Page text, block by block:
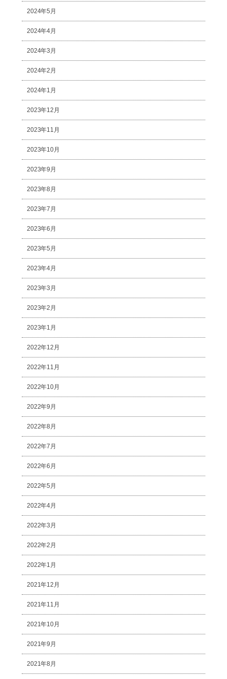
2024年5月
2024年4月
2024年3月
2024年2月
2024年1月
2023年12月
2023年11月
2023年10月
2023年9月
2023年8月
2023年7月
2023年6月
2023年5月
2023年4月
2023年3月
2023年2月
2023年1月
2022年12月
2022年11月
2022年10月
2022年9月
2022年8月
2022年7月
2022年6月
2022年5月
2022年4月
2022年3月
2022年2月
2022年1月
2021年12月
2021年11月
2021年10月
2021年9月
2021年8月